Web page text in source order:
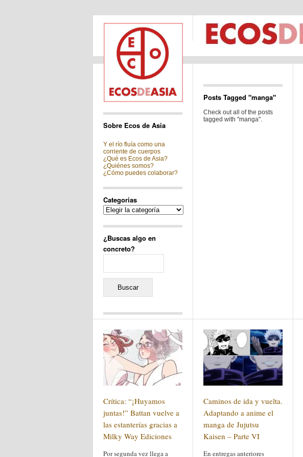
Sobre Ecos de Asia
Y el río fluía como una
corriente de cuerpos
¿Qué es Ecos de Asia?
¿Quiénes somos?
¿Cómo puedes colaborar?
Categorias
Categorias
¿Buscas algo en
concreto?
Jacqueline en«Recuerdos
de la Alhambra» y la
reinvención de un género
Yiss
en
«Recuerdos de la
Alhambra» y la reinvención
de un género
Oscar Darío Rivero Gálvez
Japón conquista Okinawa
de Kutani
Name *en«Recuerdos de
la Alhambra» y la
reinvención de un género
Posts Tagged "manga"
Check out all of the posts
tagged with "manga".
Crítica: “¡Huyamos
juntas!” Battan vuelve a
las estanterías gracias a
Milky Way Ediciones
Por segunda vez llega a
Caminos de ida y vuelta.
Adaptando a anime el
manga de Jujutsu
Kaisen – Parte VI
En entregas anteriores